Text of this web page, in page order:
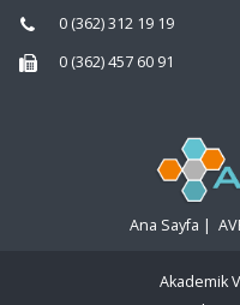
0 (362) 312 19 19
0 (362) 457 60 91
Ana Sayfa |
Akademik